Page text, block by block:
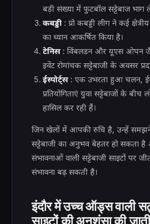
बड़ी संख्या में फुटबॉल सट्टेबाज भाग
कबड्डी: प्रो कबड्डी लीग ने कई
का ध्यान आकर्षित किया है।
टेनिस: विंबलडन और यूएस ओपन
इवेंट रोमांचक सट्टेबाजी के अवसर
ईस्पोर्ट्स: एक उभरता हुआ चलन,
प्रतियोगिताएं युवा सट्टेबाजों के बीच
हासिल कर रही हैं।
जिन खेलों में आपकी रुचि है, उन्हें
सट्टेबाजी का अनुभव बेहतर हो सकता
संभावनाओं वाली सट्टेबाजी साइटों पर
संभावना बढ़ सकती है।
इंदौर में उच्च ऑड्स वाली
साइटों की अनुशंसा की